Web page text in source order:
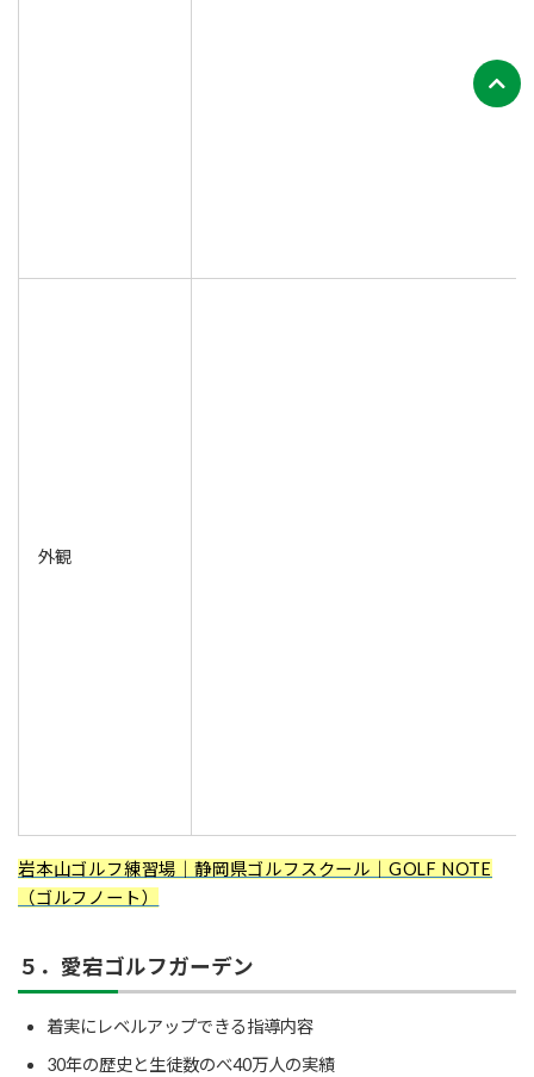
外観
岩本山ゴルフ練習場｜静岡県ゴルフスクール｜GOLF NOTE
（ゴルフノート）
５．愛宕ゴルフガーデン
着実にレベルアップできる指導内容
30年の歴史と生徒数のべ40万人の実績